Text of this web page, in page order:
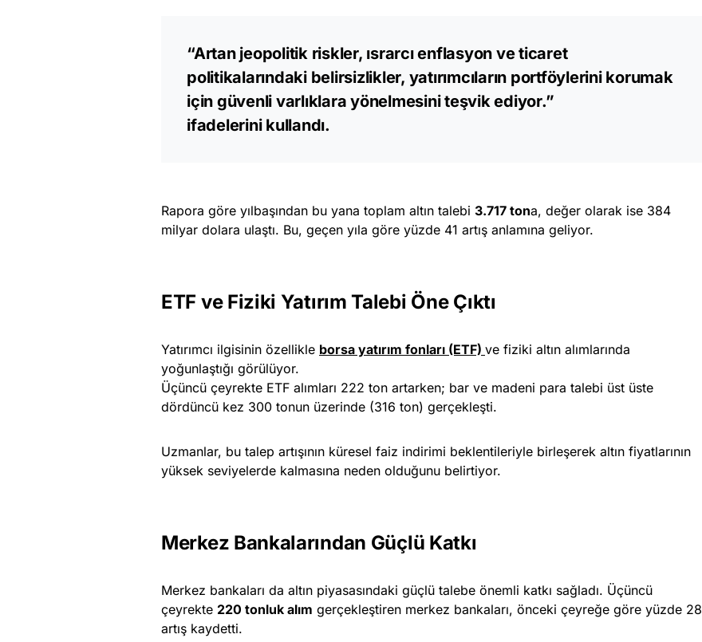
“Artan jeopolitik riskler, ısrarcı enflasyon ve ticaret
politikalarındaki belirsizlikler, yatırımcıların portföylerini korumak
için güvenli varlıklara yönelmesini teşvik ediyor.”
ifadelerini kullandı.
Rapora göre yılbaşından bu yana toplam altın talebi 3.717 tona, değer olarak ise 384
milyar dolara ulaştı. Bu, geçen yıla göre yüzde 41 artış anlamına geliyor.
ETF ve Fiziki Yatırım Talebi Öne Çıktı
Yatırımcı ilgisinin özellikle borsa yatırım fonları (ETF) ve fiziki altın alımlarında
yoğunlaştığı görülüyor.
Üçüncü çeyrekte ETF alımları 222 ton artarken; bar ve madeni para talebi üst üste
dördüncü kez 300 tonun üzerinde (316 ton) gerçekleşti.
Uzmanlar, bu talep artışının küresel faiz indirimi beklentileriyle birleşerek altın fiyatlarının
yüksek seviyelerde kalmasına neden olduğunu belirtiyor.
Merkez Bankalarından Güçlü Katkı
Merkez bankaları da altın piyasasındaki güçlü talebe önemli katkı sağladı. Üçüncü
çeyrekte 220 tonluk alım gerçekleştiren merkez bankaları, önceki çeyreğe göre yüzde 28
artış kaydetti.